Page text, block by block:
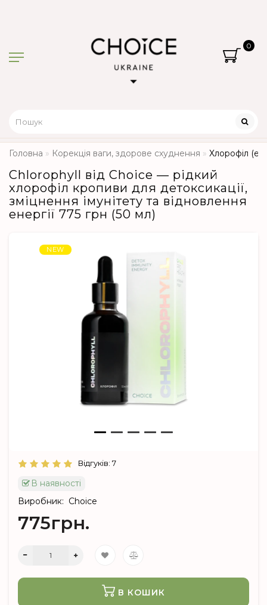
0
Головна Корекція ваги, здорове схуднення Хлорофіл
Chlorophyll від Choice — рідкий
хлорофіл кропиви для детоксикації,
зміцнення імунітету та відновлення
енергії 775 грн (50 мл)
NEW
Відгуків: 7
В наявності
Виробник: Choice
775грн.
В КОШИК